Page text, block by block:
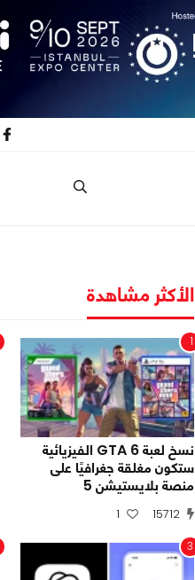
الأكثر مشاهدة
1
نسخ لعبة GTA 6 الفيزيائية
ستكون مغلقة جغرافيًا على
منصة بلايستيشن 5
15712
1
3